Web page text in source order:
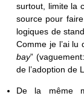
surtout, limite la
source pour
logiques de
Comme je l’ai lu
bay”
de l’adoption de
De la même